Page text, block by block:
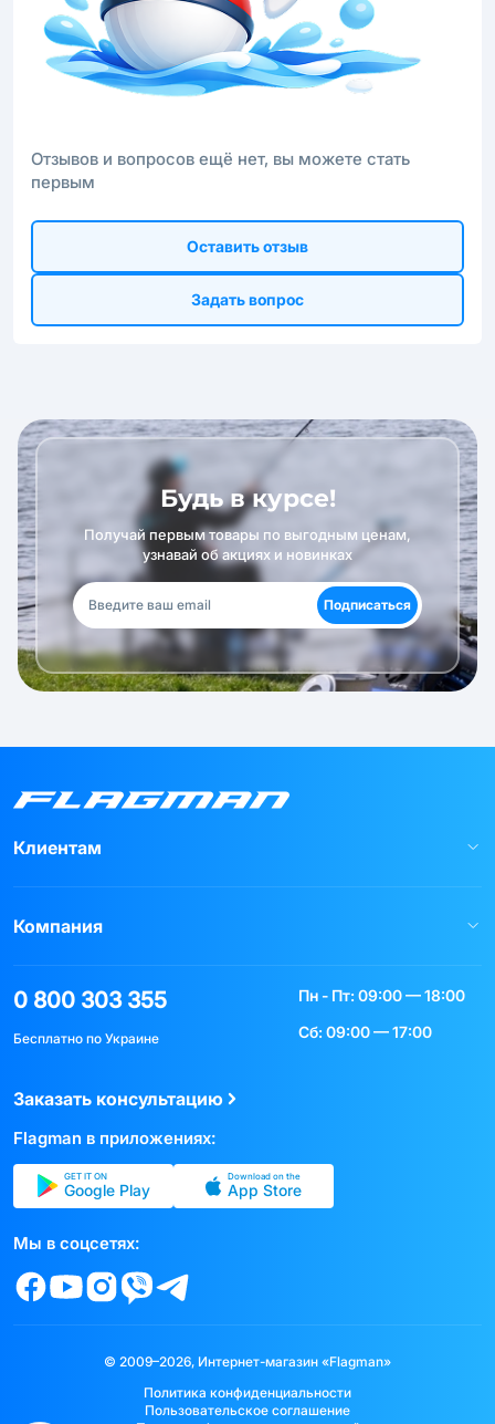
Отзывов и вопросов ещё нет, вы можете стать
первым
Оставить отзыв
Задать вопрос
Будь в курсе!
Получай первым товары по выгодным ценам,
узнавай об акциях и новинках
Подписаться
Клиентам
Компания
0 800 303 355
Бесплатно по Украине
Пн - Пт: 09:00 — 18:00
Сб: 09:00 — 17:00
Заказать консультацию
Flagman в приложениях:
GET IT ON
Google Play
Download on the
App Store
Мы в соцсетях:
© 2009–2026, Интернет-магазин «Flagman»
Политика конфиденциальности
Пользовательское соглашение